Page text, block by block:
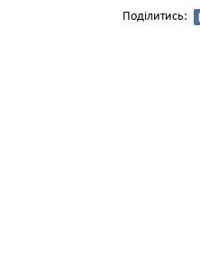
Поділитись: